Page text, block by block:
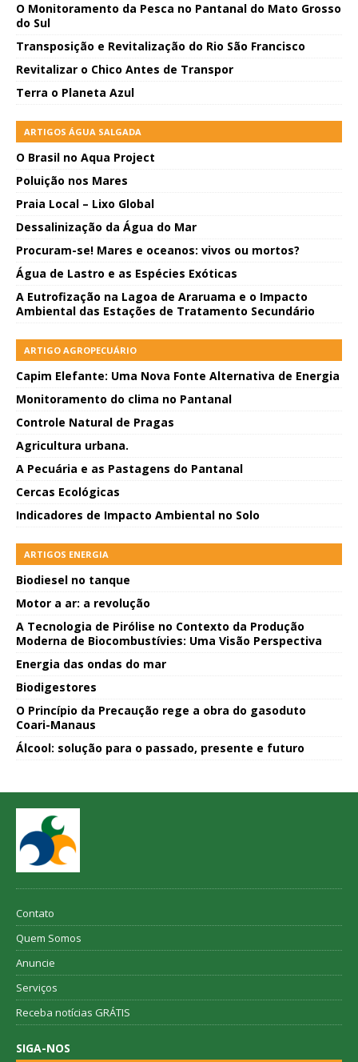
O Monitoramento da Pesca no Pantanal do Mato Grosso
do Sul
Transposição e Revitalização do Rio São Francisco
Revitalizar o Chico Antes de Transpor
Terra o Planeta Azul
ARTIGOS ÁGUA SALGADA
O Brasil no Aqua Project
Poluição nos Mares
Praia Local – Lixo Global
Dessalinização da Água do Mar
Procuram-se! Mares e oceanos: vivos ou mortos?
Água de Lastro e as Espécies Exóticas
A Eutrofização na Lagoa de Araruama e o Impacto
Ambiental das Estações de Tratamento Secundário
ARTIGO AGROPECUÁRIO
Capim Elefante: Uma Nova Fonte Alternativa de Energia
Monitoramento do clima no Pantanal
Controle Natural de Pragas
Agricultura urbana.
A Pecuária e as Pastagens do Pantanal
Cercas Ecológicas
Indicadores de Impacto Ambiental no Solo
ARTIGOS ENERGIA
Biodiesel no tanque
Motor a ar: a revolução
A Tecnologia de Pirólise no Contexto da Produção
Moderna de Biocombustívies: Uma Visão Perspectiva
Energia das ondas do mar
Biodigestores
O Princípio da Precaução rege a obra do gasoduto
Coari-Manaus
Álcool: solução para o passado, presente e futuro
Contato
Quem Somos
Anuncie
Serviços
Receba notícias GRÁTIS
SIGA-NOS